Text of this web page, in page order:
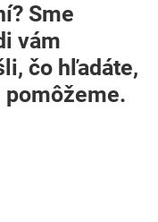
vám
čo hľadáte,
pomôžeme.